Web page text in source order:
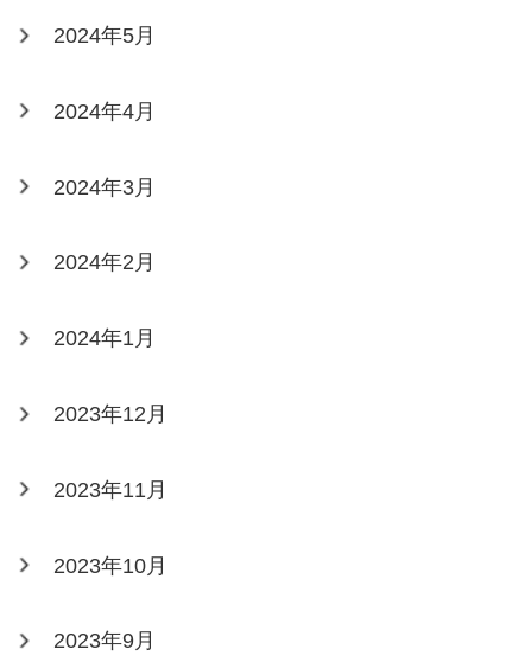
2024年5月
2024年4月
2024年3月
2024年2月
2024年1月
2023年12月
2023年11月
2023年10月
2023年9月